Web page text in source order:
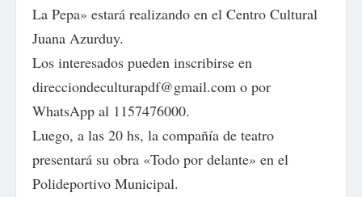
La Pepa» estará realizando en el Centro Cultural
Juana Azurduy.
Los interesados pueden inscribirse en
direcciondeculturapdf@gmail.com o por
WhatsApp al 1157476000.
Luego, a las 20 hs, la compañía de teatro
presentará su obra «Todo por delante» en el
Polideportivo Municipal.